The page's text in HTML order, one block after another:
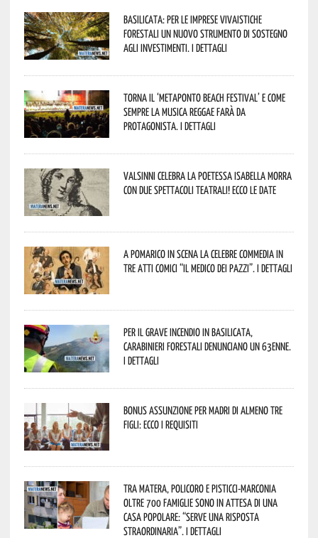
Basilicata: per le imprese vivaistiche
forestali un nuovo strumento di sostegno
agli investimenti. I dettagli
Torna il ‘Metaponto beach festival’ e come
sempre la musica reggae farà da
protagonista. I dettagli
Valsinni celebra la poetessa Isabella Morra
con due spettacoli teatrali! Ecco le date
A Pomarico in scena la celebre commedia in
tre atti comici “Il medico dei pazzi”. I dettagli
Per il grave incendio in Basilicata,
Carabinieri forestali denunciano un 63enne.
I dettagli
Bonus assunzione per madri di almeno tre
figli: ecco i requisiti
Tra Matera, Policoro e Pisticci-Marconia
oltre 700 famiglie sono in attesa di una
casa popolare: “serve una risposta
straordinaria”. I dettagli